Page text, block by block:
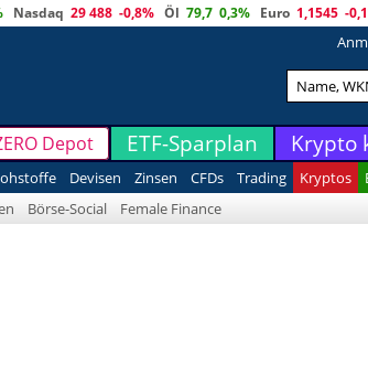
Nasdaq 29 488 -0,8% Öl 79,7 0,3% Euro 1,1545 -
Depot ETF-Sparplan Krypto
Devisen Zinsen CFDs Trading Kryptos
Börse-Social Female Finance